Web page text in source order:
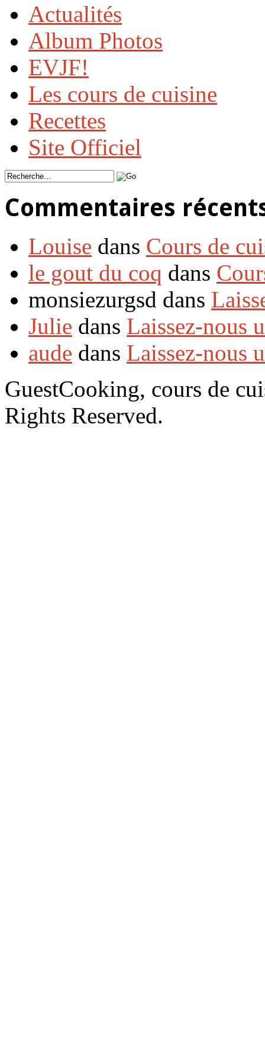
Actualités
Album Photos
EVJF!
Les cours de cuisine
Recettes
Site Officiel
Commentaires
Louise dans Cours de
le gout du coq dans
monsiezurgsd dans
Julie dans Laissez-nous
aude dans Laissez-nous
GuestCooking, cours de
Rights Reserved.